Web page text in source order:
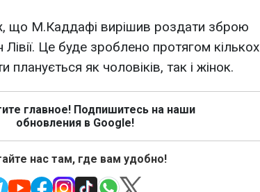
що М.Каддафі вирішив роздати зброю
Це буде зроблено протягом кількох
планується як чоловіків, так і жінок.
главное! Подпишитесь на наши
обновления в Google!
нас там, где вам удобно!